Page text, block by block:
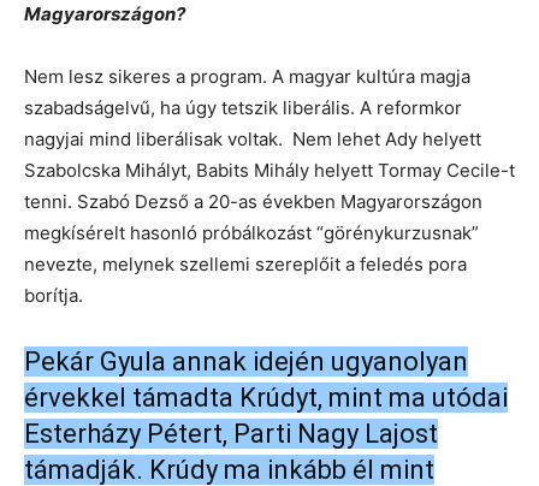
Magyarországon?
Nem lesz sikeres a program. A magyar kultúra magja
szabadságelvű, ha úgy tetszik liberális. A reformkor
nagyjai mind liberálisak voltak. Nem lehet Ady helyett
Szabolcska Mihályt, Babits Mihály helyett Tormay Cecile-t
tenni. Szabó Dezső a 20-as években Magyarországon
megkísérelt hasonló próbálkozást “görénykurzusnak”
nevezte, melynek szellemi szereplőit a feledés pora
borítja.
Pekár Gyula annak idején ugyanolyan
érvekkel támadta Krúdyt, mint ma utódai
Esterházy Pétert, Parti Nagy Lajost
támadják. Krúdy ma inkább él mint